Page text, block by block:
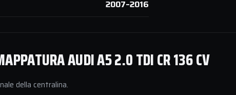
2007–2016
AUDI A5 2.0 TDI CR 136 CV
della centralina.